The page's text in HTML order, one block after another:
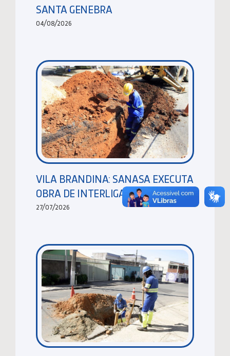
SANTA GENEBRA
04/08/2026
VILA BRANDINA: SANASA EXECUTA
OBRA DE INTERLIGAÇÃO DE REDES
27/07/2026